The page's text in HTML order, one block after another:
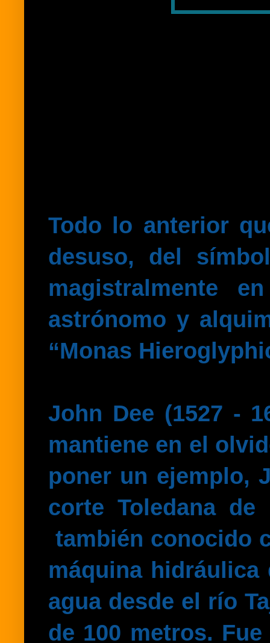
Todo lo anterior
desuso, del
magistralmente
astrónomo y
“Monas
John Dee (1527 -
mantiene en el
poner un ejemplo,
corte Toledana
también conocido
máquina
agua desde el río
de 100 metros.